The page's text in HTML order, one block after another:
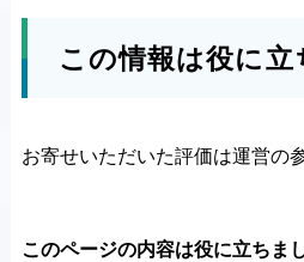
この情報は役に立
お寄せいただいた評価は運営の
このページの内容は役に立ちま